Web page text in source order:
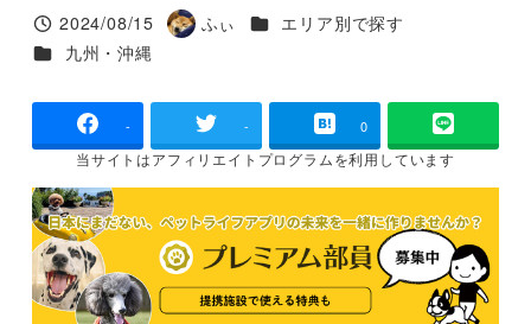
投稿日
2024/08/15
著
ふぃ カテゴリー
エリア別で探す
カテゴリー
九州・沖縄
- - 0
当サイトはアフィリエイトプログラムを利用しています